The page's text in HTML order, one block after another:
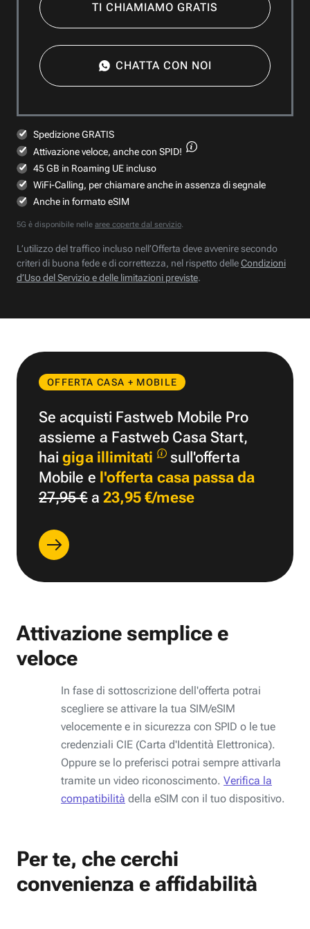
TI CHIAMIAMO GRATIS
CHATTA CON NOI
Spedizione GRATIS
Attivazione veloce, anche con SPID!
45 GB in Roaming UE incluso
WiFi-Calling, per chiamare anche in assenza di segnale
Anche in formato eSIM
5G è disponibile nelle aree coperte dal servizio.
L’utilizzo del traffico incluso nell’Offerta deve avvenire secondo
criteri di buona fede e di correttezza, nel rispetto delleCondizioni
d’Uso del Servizio e delle limitazioni previste.
OFFERTA CASA + MOBILE
Se acquisti Fastweb Mobile Pro
assieme a Fastweb Casa Start,
haigiga illimitati
sull'offerta
Mobile e l'offerta casa passa da
27,95 €a 23,95 €/mese
Attivazione semplice e
veloce
In fase di sottoscrizione dell'offerta potrai
scegliere se attivare la tua SIM/eSIM
velocemente e in sicurezza con SPID o le tue
credenziali CIE (Carta d'Identità Elettronica).
Oppure se lo preferisci potrai sempre attivarla
tramite un video riconoscimento. Verifica la
compatibilità della eSIM con il tuo dispositivo.
Per te, che cerchi
convenienza e affidabilità